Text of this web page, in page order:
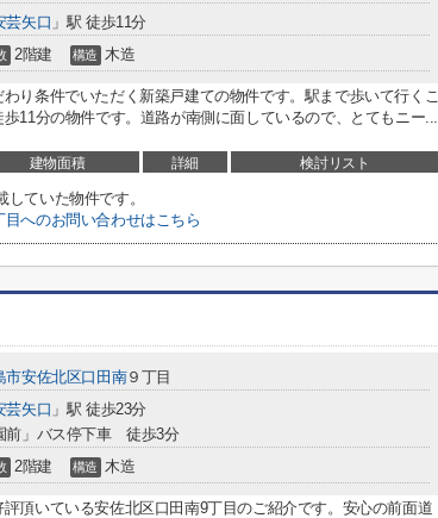
芸矢口 」駅 徒歩11分
2階建 構造 木造
り条件でいただく新築戸建ての物件です。駅まで歩いて行くこ
歩11分の物件です。道路が南側に面しているので、とてもニー...
建物面積 詳細 検討リスト
していた物件です。
へのお問い合わせはこちら
市安佐北区口田南９丁目
芸矢口 」駅 徒歩23分
前」バス停下車 徒歩3分
2階建 構造 木造
頂いている安佐北区口田南9丁目のご紹介です。安心の前面道